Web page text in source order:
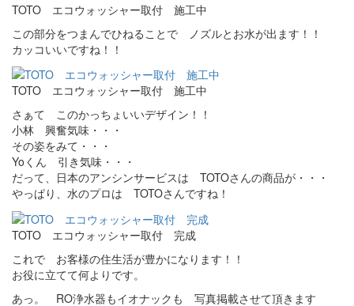
TOTO エコウォッシャー取付 施工中
この部分をつまんでひねることで ノズルとお水が出ます！！
カッコいいですね！！
TOTO エコウォッシャー取付 施工中
さぁて このかっちょいいデザイン！！
小林 興奮気味・・・
その姿をみて・・・
Yoくん 引き気味・・・
だって、日本のアンシンサービスは TOTOさんの商品が・・・
やっぱり、水のプロは TOTOさんですね！
TOTO エコウォッシャー取付 完成
これで お客様の住生活が豊かになります！！
お役に立てて何よりです。
あっ。 RO浄水器もイオナックも 写真掲載させて頂きます